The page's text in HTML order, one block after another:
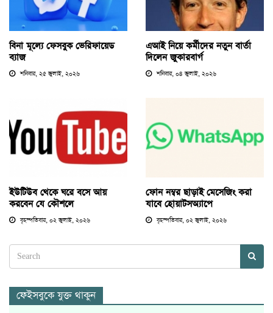
বিনা মূল্যে ফেসবুক ভেরিফায়েড
ব্যাজ
শনিবার, ২৫ জুলাই, ২০২৬
এআই নিয়ে কর্মীদের নতুন বার্তা
দিলেন জুকারবার্গ
শনিবার, ০৪ জুলাই, ২০২৬
ইউটিউব থেকে ঘরে বসে আয়
করবেন যে কৌশলে
বৃহস্পতিবার, ০২ জুলাই, ২০২৬
ফোন নম্বর ছাড়াই মেসেজিং করা
যাবে হোয়াটসঅ্যাপে
বৃহস্পতিবার, ০২ জুলাই, ২০২৬
ফেইসবুকে যুক্ত থাকুন